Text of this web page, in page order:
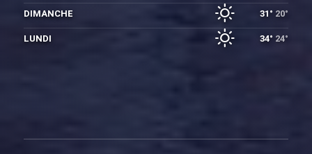
DIMANCHE
31° 20°
LUNDI
34° 24°